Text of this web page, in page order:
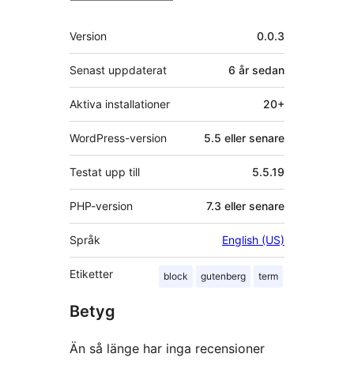
Meta
Version 0.0.3
Senast uppdaterat 6 år sedan
Aktiva installationer 20+
WordPress-version 5.5 eller senare
Testat upp till 5.5.19
PHP-version 7.3 eller senare
Språk English (US)
Etiketter block gutenberg term
Betyg
Än så länge har inga recensioner